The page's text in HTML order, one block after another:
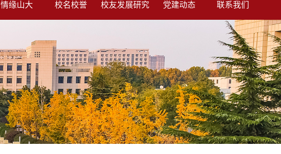
情缘山大 校名校誉 校友发展研究 党建动态 联系我们